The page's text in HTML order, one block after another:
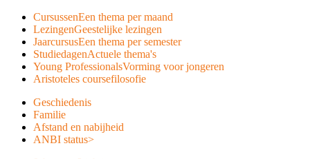
CursussenEen thema per maand
LezingenGeestelijke lezingen
JaarcursusEen thema per semester
StudiedagenActuele thema's
Young ProfessionalsVorming voor jongeren
Aristoteles coursefilosofie
Geschiedenis
Familie
Afstand en nabijheid
ANBI status>